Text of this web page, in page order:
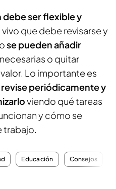
debe ser flexible y
que debe revisarse y
se pueden añadir
o quitar
Lo importante es
revise periódicamente y
viendo qué tareas
y cómo se
trabajo.
Educación Consejos